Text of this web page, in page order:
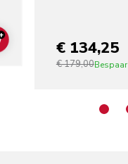
ADD TO CART€ 134,25
€ 179,00Bespaar